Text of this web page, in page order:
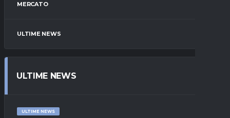
MERCATO
ULTIME NEWS
ULTIME NEWS
ULTIME NEWS